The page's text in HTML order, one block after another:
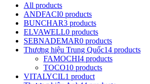
All products
ANDFACI0 products
BUNCHAR3 products
ELVAWELL0 products
SEBNADEMAR0 products
Thương hiệu Trung Quốc14 products
FAMOCHI4 products
TOCO10 products
VITALYCIL1 product